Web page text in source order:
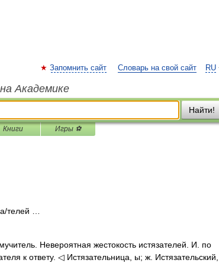
RU
Запомнить сайт Словарь на свой сайт
Академике
Найти!
Книги Игры ⚽
телей …
Невероятная жестокость истязателей. И. по
к ответу. ◁ Истязательница, ы; ж. Истязательский,